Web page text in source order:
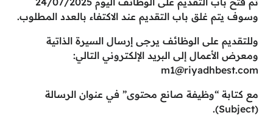
وسوف يتم غلق باب التقديم عند الاكتفاء بالعدد المطلوب.
وللتقديم على الوظائف يرجى إرسال السيرة الذاتية
ومعرض الأعمال إلى البريد الإلكتروني التالي:
m1@riyadhbest.com
مع كتابة “وظيفة صانع محتوى” في عنوان الرسالة
(Subject).